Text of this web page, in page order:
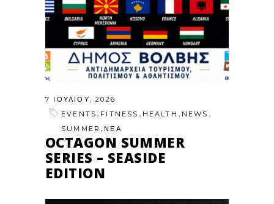
7 ΙΟΥΛΊΟΥ, 2026
EVENTS , FITNESS , HEALTH , NEWS ,
SUMMER ,ΝΕΑ
OCTAGON SUMMER
SERIES – SEASIDE
EDITION